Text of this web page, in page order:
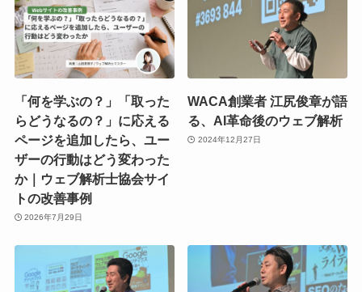
「何を学ぶの？」「取った
らどうなるの？」に応える
ページを追加したら、ユー
ザーの行動はどう変わった
か｜ウェブ解析士協会サイ
トの改善事例
2026年7月29日
WACA創業者 江尻俊章が語
る、AI革命後のウェブ解析
2024年12月27日